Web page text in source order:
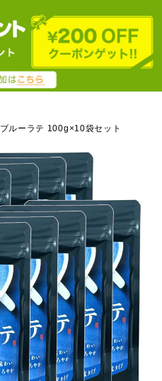
ブルーラテ 100g×10袋セット